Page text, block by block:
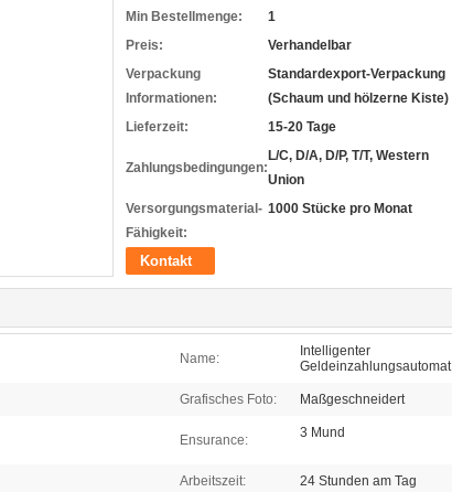
Min Bestellmenge:
1
Preis:
Verhandelbar
Verpackung
Informationen:
Standardexport-Verpackung
(Schaum und hölzerne Kiste)
Lieferzeit:
15-20 Tage
Zahlungsbedingungen:
L/C, D/A, D/P, T/T, Western
Union
Versorgungsmaterial-
Fähigkeit:
1000 Stücke pro Monat
Kontakt
Name:
Intelligenter
Geldeinzahlungsautomat
Grafisches Foto: Maßgeschneidert
Ensurance: 3 Mund
Arbeitszeit: 24 Stunden am Tag